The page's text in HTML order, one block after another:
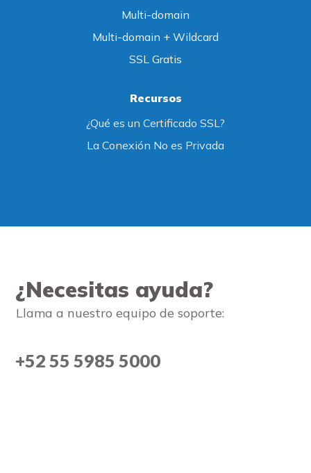
Multi-domain
Multi-domain + Wildcard
SSL Gratis
Recursos
¿Qué es un Certificado SSL?
La Conexión No es Privada
¿Necesitas ayuda?
Llama a nuestro equipo de soporte:
+52 55 5985 5000